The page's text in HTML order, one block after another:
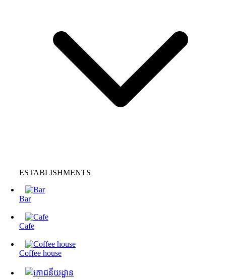
ESTABLISHMENTS
Bar
Cafe
Coffee house